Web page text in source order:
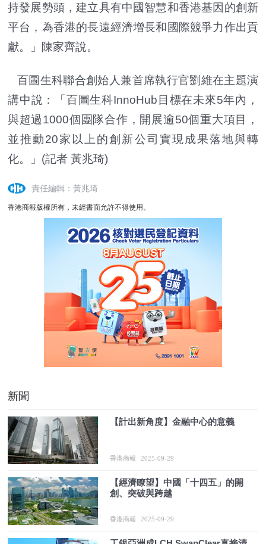
持發展勢頭，建立具有中國智慧和香港基因的創新
平台，為香港的長遠經濟增長和國際競爭力作出貢
獻。」陳家齊說。
百圖生科聯合創始人兼首席執行官劉維在主題演
講中說：「百圖生科InnoHub目標在未來5年內，
與超過1000個團隊合作，開展逾50個重大項目，
並推動20家以上的創新公司實現成果落地與轉
化。」(記者 黃兆琦)
責任編輯：黃兆琦
香港商報版權所有，未經書面允許不得使用。
新聞
【計出新角度】金融中心的意義
香港商報 2025-09-29
【經濟瞭望】中國「十四五」的開
創、突破與跨越
香港商報 2025-09-29